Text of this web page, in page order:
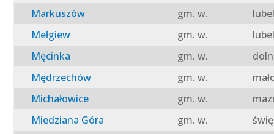
Markuszów
gm. w.
Mełgiew
gm. w.
Męcinka
gm. w.
Mędrzechów
gm. w.
Michałowice
gm. w.
Miedziana Góra
gm. w.